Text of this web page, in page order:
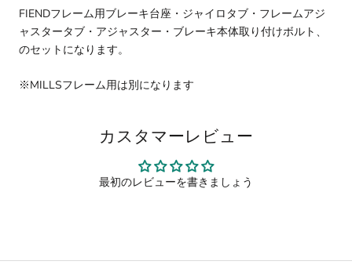
FIENDフレーム用ブレーキ台座・ジャイロタブ・フレームアジ
ャスタータブ・アジャスター・ブレーキ本体取り付けボルト、
のセットになります。
※MILLSフレーム用は別になります
カスタマーレビュー
最初のレビューを書きましょう